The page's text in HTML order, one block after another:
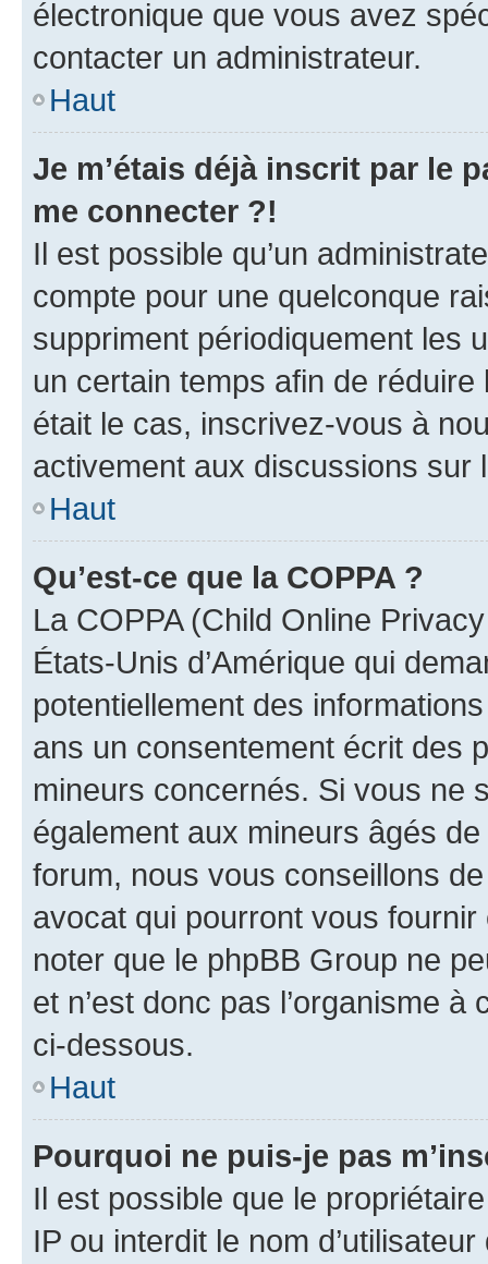
électronique que vous avez
contacter un administrateur.
Haut
Je m’étais déjà inscrit par le
me connecter ?!
Il est possible qu’un
compte pour une quelconque
suppriment périodiquement les
un certain temps afin de
était le cas, inscrivez-vous à
activement aux discussions sur
Haut
Qu’est-ce que la COPPA ?
La COPPA (Child Online
États-Unis d’Amérique qui
potentiellement des
ans un consentement écrit des
mineurs concernés. Si vous ne
également aux mineurs âgés
forum, nous vous conseillons
avocat qui pourront vous
noter que le phpBB Group ne
et n’est donc pas l’organisme
ci-dessous.
Haut
Pourquoi ne puis-je pas
Il est possible que le
IP ou interdit le nom